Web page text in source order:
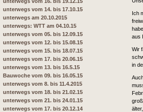
unterwegs vom 14. bis 17.10.15
unterwegs am 20.10.2015
unterwegs: WTT am 04.10.15
unterwegs vom 05. bis 12.09.15
unterwegs vom 12. bis 15.08.15
unterwegs vom 15. bis 18.07.15
unterwegs vom 17. bis 20.06.15
unterwegs vom 13. bis 16.5.15
Bauwoche vom 09. bis 16.05.15
unterwegs vom 8. bis 11.4.2015
unterwegs vom 18. bis 21.02.15
unterwegs vom 21. bis 24.01.15
unterwegs vom 17. bis 20.12.14
Ich
aus
Wir
in